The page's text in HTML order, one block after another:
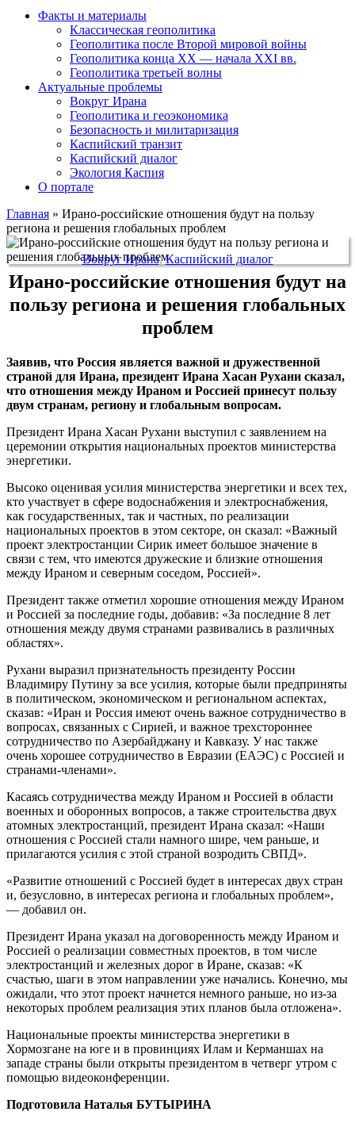
Факты и материалы
Классическая геополитика
Геополитика после Второй мировой войны
Геополитика конца XX — начала XXI вв.
Геополитика третьей волны
Актуальные проблемы
Вокруг Ирана
Геополитика и геоэкономика
Безопасность и милитаризация
Каспийский транзит
Каспийский диалог
Экология Каспия
О портале
Главная » Ирано-российские отношения будут на пользу
региона и решения глобальных проблем
Вокруг Ирана,Каспийский диалог
Ирано-российские отношения будут на
пользу региона и решения глобальных
проблем
Заявив, что Россия является важной и дружественной
страной для Ирана, президент Ирана Хасан Рухани сказал,
что отношения между Ираном и Россией принесут пользу
двум странам, региону и глобальным вопросам.
Президент Ирана Хасан Рухани выступил с заявлением на
церемонии открытия национальных проектов министерства
энергетики.
Высоко оценивая усилия министерства энергетики и всех тех,
кто участвует в сфере водоснабжения и электроснабжения,
как государственных, так и частных, по реализации
национальных проектов в этом секторе, он сказал: «Важный
проект электростанции Сирик имеет большое значение в
связи с тем, что имеются дружеские и близкие отношения
между Ираном и северным соседом, Россией».
Президент также отметил хорошие отношения между Ираном
и Россией за последние годы, добавив: «За последние 8 лет
отношения между двумя странами развивались в различных
областях».
Рухани выразил признательность президенту России
Владимиру Путину за все усилия, которые были предприняты
в политическом, экономическом и региональном аспектах,
сказав: «Иран и Россия имеют очень важное сотрудничество в
вопросах, связанных с Сирией, и важное трехстороннее
сотрудничество по Азербайджану и Кавказу. У нас также
очень хорошее сотрудничество в Евразии (ЕАЭС) с Россией и
странами-членами».
Касаясь сотрудничества между Ираном и Россией в области
военных и оборонных вопросов, а также строительства двух
атомных электростанций, президент Ирана сказал: «Наши
отношения с Россией стали намного шире, чем раньше, и
прилагаются усилия с этой страной возродить СВПД».
«Развитие отношений с Россией будет в интересах двух стран
и, безусловно, в интересах региона и глобальных проблем»,
— добавил он.
Президент Ирана указал на договоренность между Ираном и
Россией о реализации совместных проектов, в том числе
электростанций и железных дорог в Иране, сказав: «К
счастью, шаги в этом направлении уже начались. Конечно, мы
ожидали, что этот проект начнется немного раньше, но из-за
некоторых проблем реализация этих планов была отложена».
Национальные проекты министерства энергетики в
Хормозгане на юге и в провинциях Илам и Керманшах на
западе страны были открыты президентом в четверг утром с
помощью видеоконференции.
Подготовила Наталья БУТЫРИНА